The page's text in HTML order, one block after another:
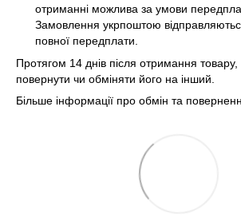
отриманні можлива за умови
Замовлення укрпоштою
повної передплати.
Протягом 14 днів після отримання
повернути чи обміняти його на інший.
Більше інформації про обмін та